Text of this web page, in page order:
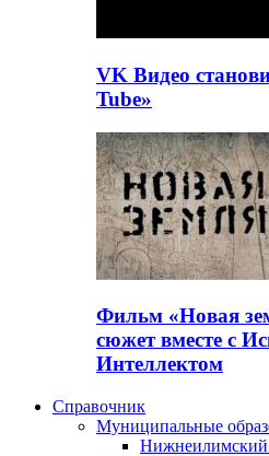
VK Видео
Tube»
Фильм «Новая
сюжет вместе с
Интеллектом
Справочник
Муниципальные
Нижнеилимский